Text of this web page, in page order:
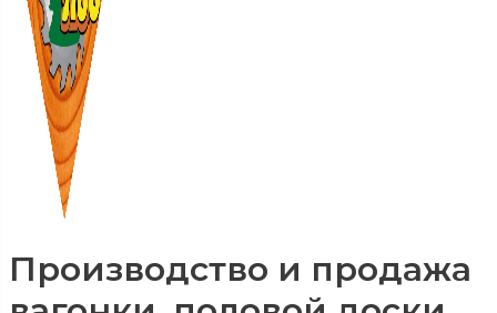
Производство и продажа